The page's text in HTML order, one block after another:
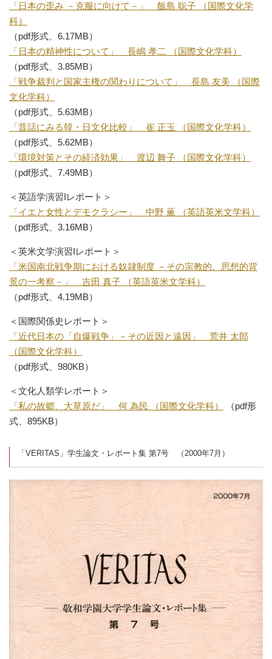
「日本の歪み －克服に向けて－」 飯島 聡子 （国際文化学
科）
（pdf形式、6.17MB）
「日本の精神性について」 長嶋 孝二 （国際文化学科）
（pdf形式、3.85MB）
「戦争裁判と国家主権の関わりについて」 長島 友美 （国際
文化学科）
（pdf形式、5.63MB）
「昔話にみる韓・日文化比較」 崔 正玉 （国際文化学科）
（pdf形式、5.62MB）
「環境対策とその経済効果」 渡辺 舞子 （国際文化学科）
（pdf形式、7.49MB）
＜英語学演習Iレポート＞
「イエと女性とデモクラシー」 中野 薫 （英語英米文学科）
（pdf形式、3.16MB）
＜英米文学演習Iレポート＞
「米国南北戦争期における奴隷制度 －その宗教的、思想的背
景の一考察－」 吉田 真子 （英語英米文学科）
（pdf形式、4.19MB）
＜国際関係史レポート＞
「近代日本の「自爆戦争」－その近因と遠因」 荒井 太郎
（国際文化学科）
（pdf形式、980KB）
＜文化人類学レポート＞
「私の故郷、大草原だ」 何 為民 （国際文化学科）
（pdf形
式、895KB）
「VERITAS」学生論文・レポート集 第7号 （2000年7月）